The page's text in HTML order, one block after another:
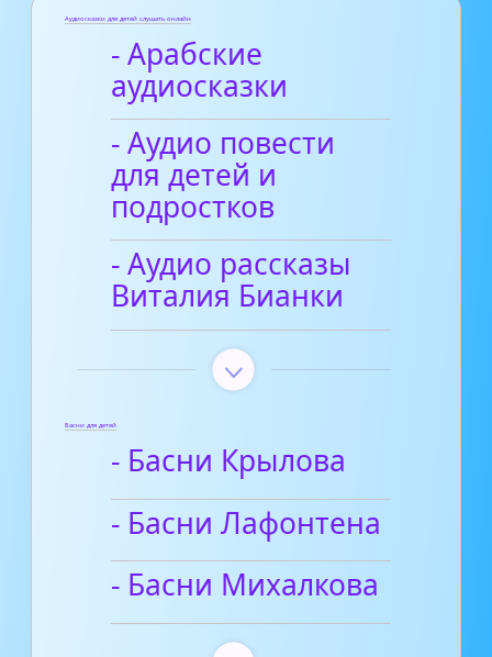
Аудиосказки для детей слушать онлайн
- Арабские
аудиосказки
- Аудио повести
для детей и
подростков
- Аудио рассказы
Виталия Бианки
Басни для детей
- Басни Крылова
- Басни Лафонтена
- Басни Михалкова